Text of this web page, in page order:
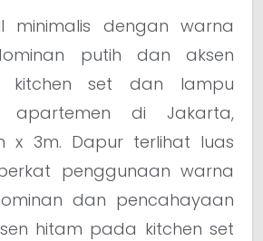
minimalis dengan warna
putih dan aksen
kitchen set dan lampu
apartemen di Jakarta,
x 3m. Dapur terlihat luas
penggunaan warna
dan pencahayaan
hitam pada kitchen set